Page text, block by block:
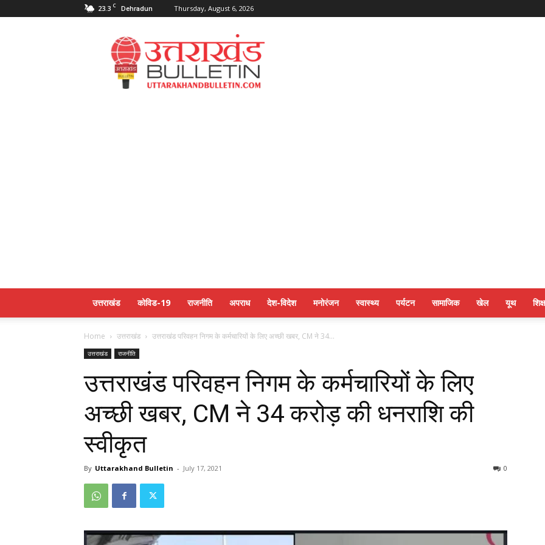
23.3 C Dehradun Thursday, August 6, 2026
Uttarakahnd
Bulletin
उत्तराखंड कोविड-19 राजनीति अपराध देश-विदेश मनोरंजन स्वास्थ्य पर्यटन सामाजिक खेल यूथ
Home उत्तराखंड उत्तराखंड परिवहन निगम के कर्मचारियों के लिए अच्छी खबर, CM ने 34...
उत्तराखंड राजनीति
उत्तराखंड परिवहन निगम के कर्मचारियों के लिए
अच्छी खबर, CM ने 34 करोड़ की धनराशि की
स्वीकृत
By Uttarakhand Bulletin - July 17, 2021 0